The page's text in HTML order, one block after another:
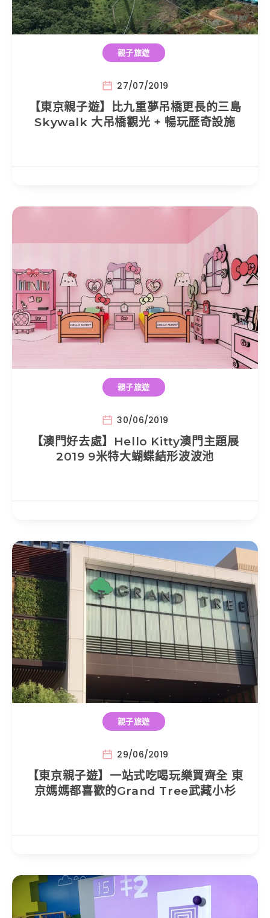
親子旅遊
27/07/2019
【東京親子遊】比九重夢吊橋更長的三島
Skywalk 大吊橋觀光 + 暢玩歷奇設施
親子旅遊
30/06/2019
【澳門好去處】Hello Kitty澳門主題展
2019 9米特大蝴蝶結形波波池
親子旅遊
29/06/2019
【東京親子遊】一站式吃喝玩樂買齊全 東
京媽媽都喜歡的Grand Tree武藏小杉